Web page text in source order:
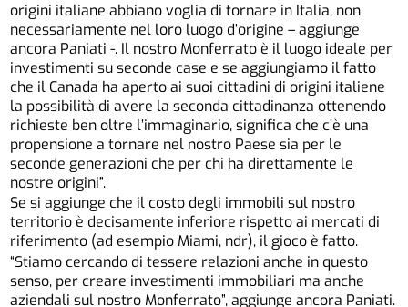
origini italiane abbiano voglia di tornare in Italia, non
necessariamente nel loro luogo d’origine – aggiunge
ancora Paniati -. Il nostro Monferrato è il luogo ideale per
investimenti su seconde case e se aggiungiamo il fatto
che il Canada ha aperto ai suoi cittadini di origini italiene
la possibilità di avere la seconda cittadinanza ottenendo
richieste ben oltre l’immaginario, significa che c’è una
propensione a tornare nel nostro Paese sia per le
seconde generazioni che per chi ha direttamente le
nostre origini”.
Se si aggiunge che il costo degli immobili sul nostro
territorio è decisamente inferiore rispetto ai mercati di
riferimento (ad esempio Miami, ndr), il gioco è fatto.
“Stiamo cercando di tessere relazioni anche in questo
senso, per creare investimenti immobiliari ma anche
aziendali sul nostro Monferrato”, aggiunge ancora Paniati.